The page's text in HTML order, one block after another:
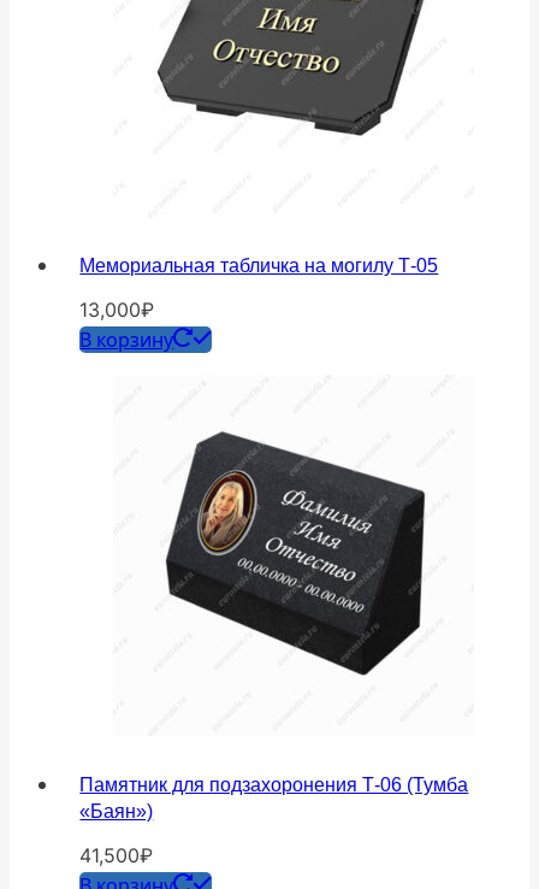
Мемориальная табличка на могилу Т-05
13,000₽
В корзину
Памятник для подзахоронения Т-06 (Тумба
«Баян»)
41,500₽